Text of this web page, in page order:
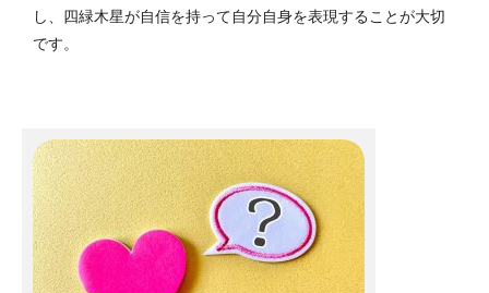
し、四緑木星が自信を持って自分自身を表現することが大切
です。